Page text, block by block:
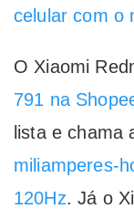
celular com o
O Xiaomi
791 na
lista e chama
miliamperes-
120Hz. Já o